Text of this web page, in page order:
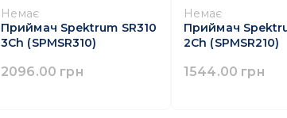
Немає
Приймач Spektrum SR310
3Ch (SPMSR310)
2096.00 грн
Немає
Приймач
2Ch (SPMSR210)
1544.00 грн